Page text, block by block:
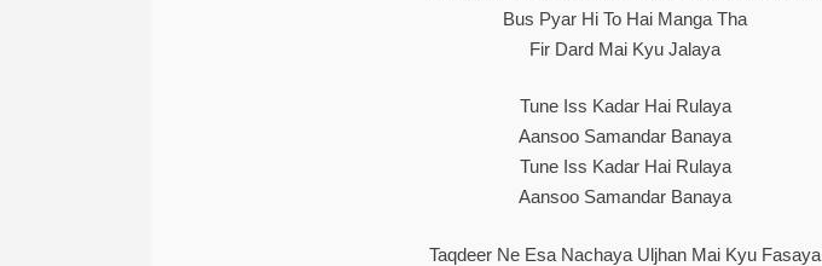
Bus Pyar Hi To Hai Manga Tha
Fir Dard Mai Kyu Jalaya
Tune Iss Kadar Hai Rulaya
Aansoo Samandar Banaya
Tune Iss Kadar Hai Rulaya
Aansoo Samandar Banaya
Taqdeer Ne Esa Nachaya Uljhan Mai Kyu Fasaya